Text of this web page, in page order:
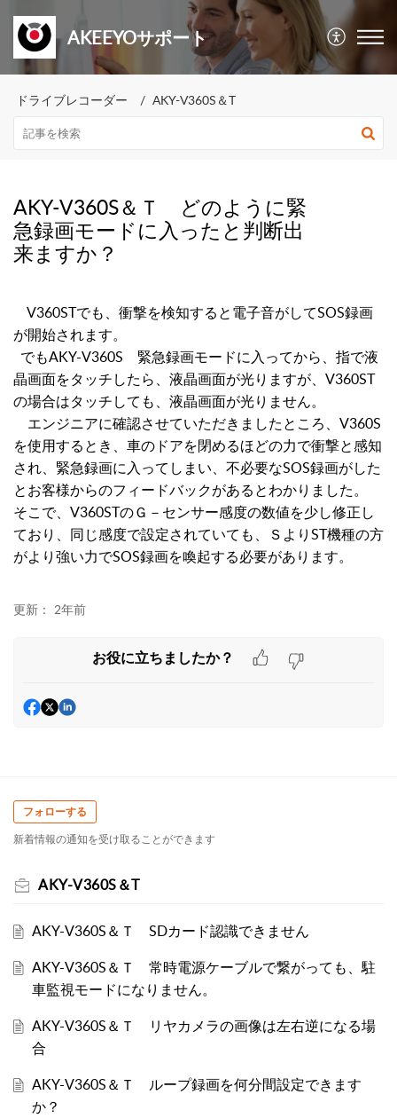
AKEEYOサポート
ドライブレコーダー AKY-V360S＆T
AKY-V360S＆Ｔ どのように緊
急録画モードに入ったと判断出
来ますか？
V360STでも、衝撃を検知すると電子音がしてSOS録画
が開始されます。
でもAKY-V360S 緊急録画モードに入ってから、指で液
晶画面をタッチしたら、液晶画面が光りますが、V360ST
の場合はタッチしても、液晶画面が光りません。
エンジニアに確認させていただきましたところ、V360S
を使用するとき、車のドアを閉めるほどの力で衝撃と感知
され、緊急録画に入ってしまい、不必要なSOS録画がした
とお客様からのフィードバックがあるとわかりました。
そこで、V360STのＧ－センサー感度の数値を少し修正し
ており、同じ感度で設定されていても、ＳよりST機種の方
がより強い力でSOS録画を喚起する必要があります。
更新： 2年前
お役に立ちましたか？
フォローする
新着情報の通知を受け取ることができます
AKY-V360S＆T
AKY-V360S＆Ｔ SDカード認識できません
AKY-V360S＆Ｔ 常時電源ケーブルで繋がっても、駐
車監視モードになりません。
AKY-V360S＆Ｔ リヤカメラの画像は左右逆になる場
合
AKY-V360S＆Ｔ ループ録画を何分間設定できます
か？